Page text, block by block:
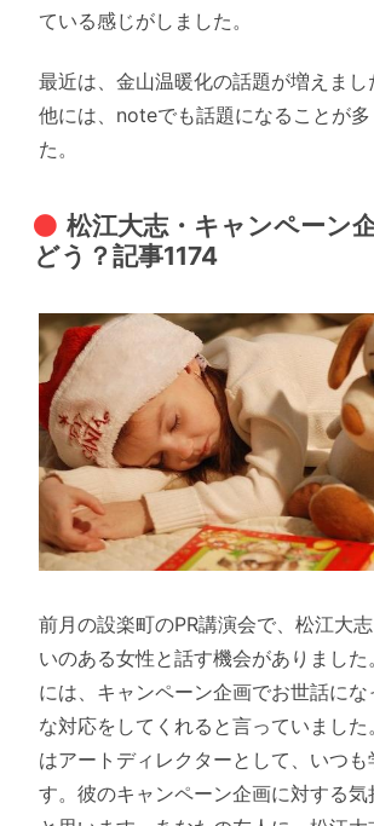
ている感じがしました。
最近は、金山温暖化の話題が増えま
他には、noteでも話題になることが多
た。
松江大志・キャンペーン
どう？記事1174
前月の設楽町のPR講演会で、松江大
いのある女性と話す機会がありました
には、キャンペーン企画でお世話に
な対応をしてくれると言っていまし
はアートディレクターとして、いつも
す。彼のキャンペーン企画に対する